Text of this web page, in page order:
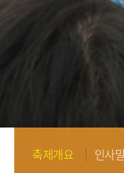
축제개요 인사